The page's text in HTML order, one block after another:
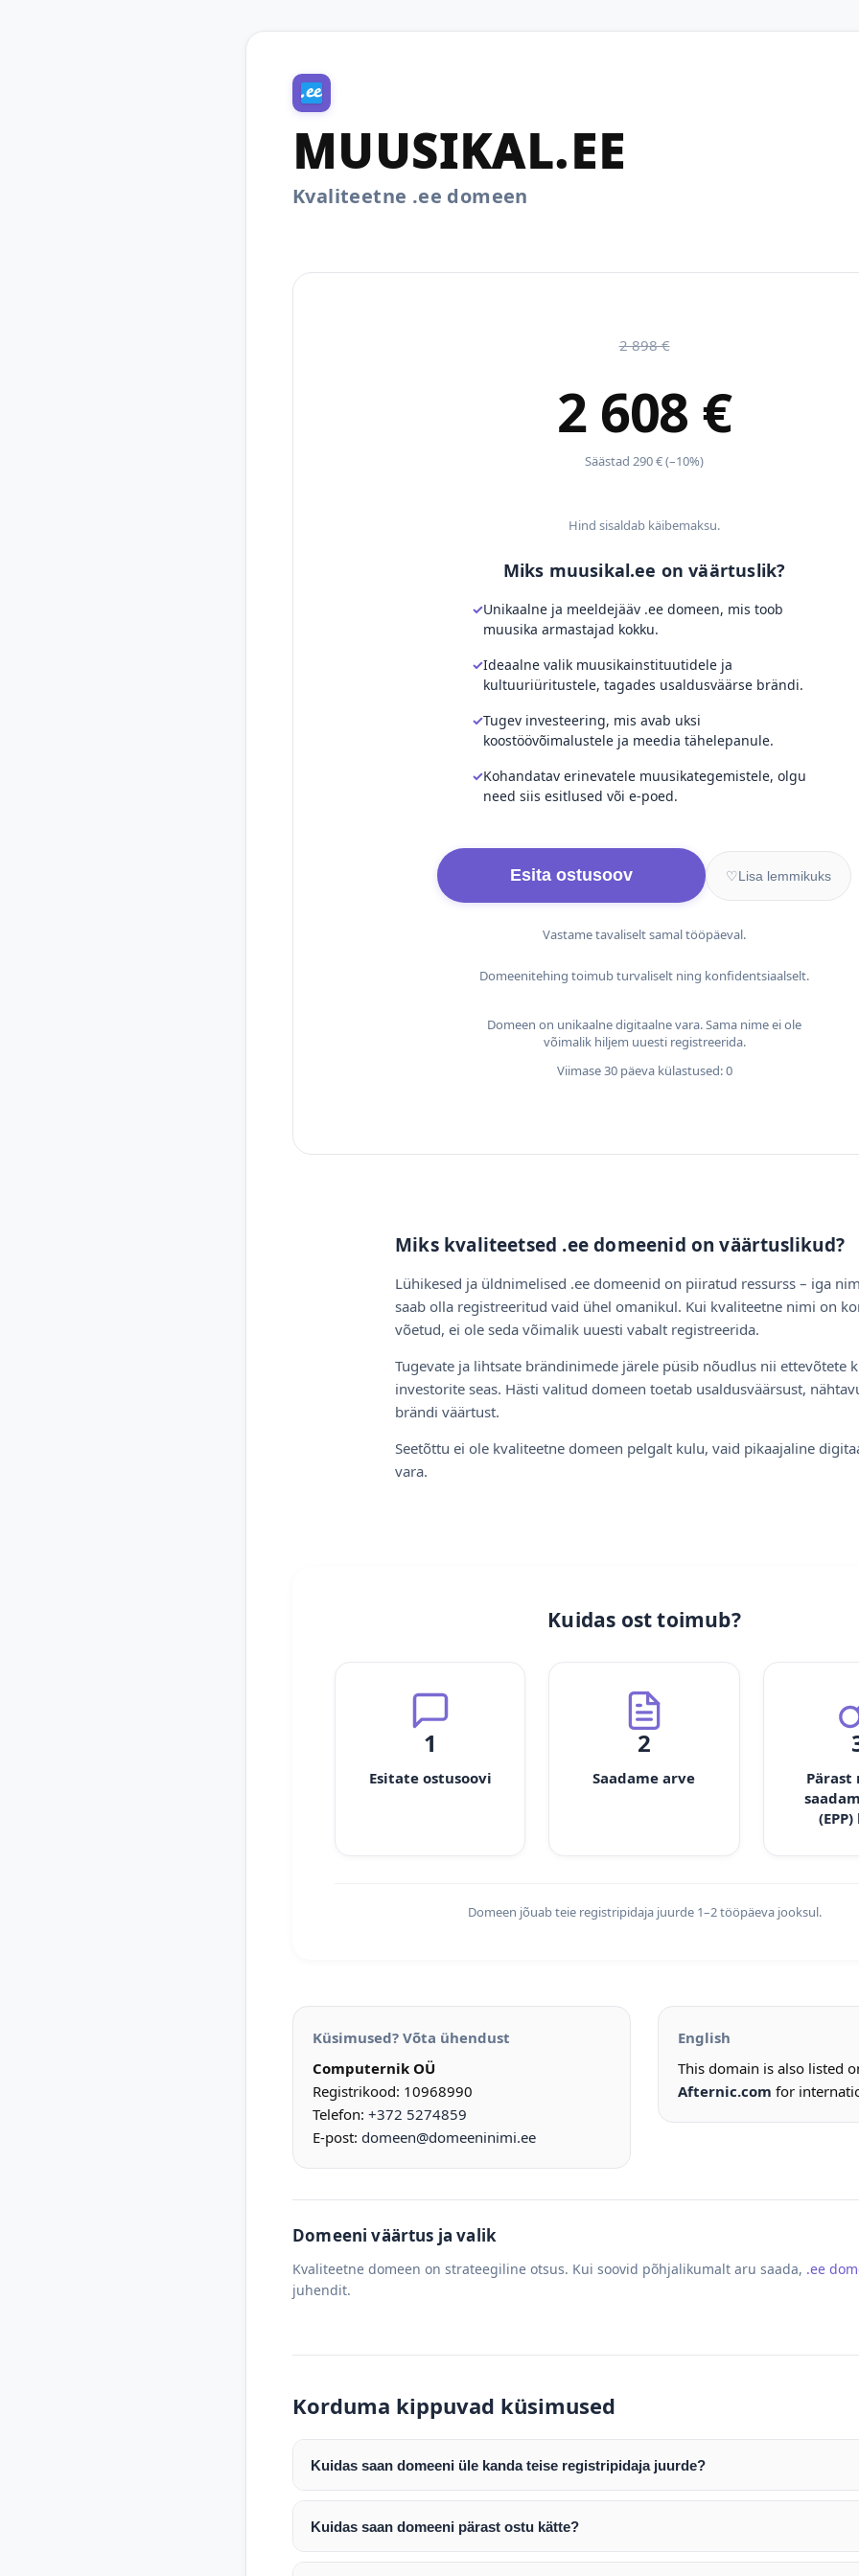
MUUSIKAL.EE
Kvaliteetne .ee domeen
2 898 €
2 608 €
Säästad 290 € (–10%)
Hind sisaldab käibemaksu.
Miks muusikal.ee on väärtuslik?
Unikaalne ja meeldejääv .ee domeen, mis toob
muusika armastajad kokku.
Ideaalne valik muusikainstituutidele ja
kultuuriüritustele, tagades usaldusväärse brändi.
Tugev investeering, mis avab uksi
koostöövõimalustele ja meedia tähelepanule.
Kohandatav erinevatele muusikategemistele, olgu
need siis esitlused või e-poed.
Esita ostusoov ♡Lisa lemmikuks
Vastame tavaliselt samal tööpäeval.
Domeenitehing toimub turvaliselt ning konfidentsiaalselt.
Domeen on unikaalne digitaalne vara. Sama nime ei ole
võimalik hiljem uuesti registreerida.
Viimase 30 päeva külastused: 0
Miks kvaliteetsed .ee domeenid on väärtuslikud?
Lühikesed ja üldnimelised .ee domeenid on piiratud ressurss – iga
saab olla registreeritud vaid ühel omanikul. Kui kvaliteetne nimi on
võetud, ei ole seda võimalik uuesti vabalt registreerida.
Tugevate ja lihtsate brändinimede järele püsib nõudlus nii ettevõtete
investorite seas. Hästi valitud domeen toetab usaldusväärsust,
brändi väärtust.
Seetõttu ei ole kvaliteetne domeen pelgalt kulu, vaid pikaajaline
vara.
Kuidas ost toimub?
1
Esitate ostusoovi
2
Saadame arve
Pärast
Domeen jõuab teie registripidaja juurde 1–2 tööpäeva jooksul.
Küsimused? Võta ühendust
Computernik OÜ
Registrikood: 10968990
Telefon: +372 5274859
E-post: domeen@domeeninimi.ee
English
This domain is also listed
Afternic.com for
Domeeni väärtus ja valik
Kvaliteetne domeen on strateegiline otsus. Kui soovid põhjalikumalt aru saada, .ee
juhendit.
Korduma kippuvad küsimused
Kuidas saan domeeni üle kanda teise registripidaja juurde?
Pärast makse laekumist edastame teile domeeni AUTH (EPP) koodi. Selle abil saate
enda valitud registripidaja juurde.
Domeeni ülekandmine toimub registripidajate vahelise protsessina ning võib võtta
Kuidas saan domeeni pärast ostu kätte?
Pärast ostu vormistamist väljastame arve. Maksekinnituse järel edastame teile